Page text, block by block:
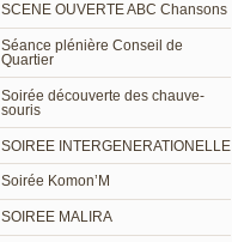
SCENE OUVERTE ABC Chansons
Séance plénière Conseil de
Quartier
Soirée découverte des chauve-
souris
SOIREE INTERGENERATIONELLE
Soirée Komon’M
SOIREE MALIRA